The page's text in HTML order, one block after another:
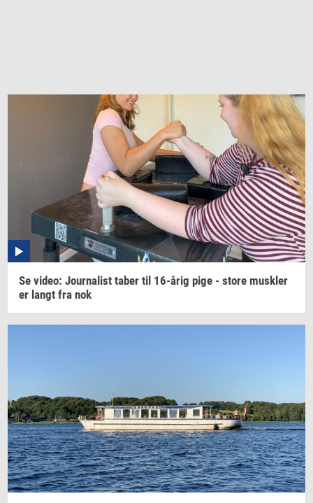
Se video: Jour­na­list taber til 16-årig pige - store mus­k­ler
er langt fra nok